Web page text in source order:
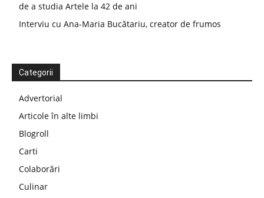
de a studia Artele la 42 de ani
Interviu cu Ana-Maria Bucătariu, creator de frumos
Categorii
Advertorial
Articole în alte limbi
Blogroll
Carti
Colaborări
Culinar